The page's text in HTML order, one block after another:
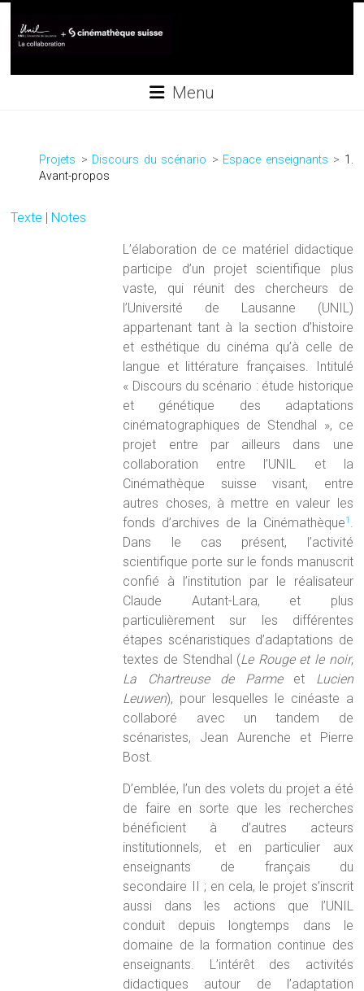
content
Collaboration
suisse
Menu
Projets Discours du scénario Espace enseignants
1.
Avant-propos
Texte Notes
L’élaboration de ce matériel didactique
participe d’un projet scientifique plus
vaste, qui réunit des chercheurs de
l’Université de Lausanne (UNIL)
appartenant tant à la section d’histoire
et esthétique du cinéma qu’à celle de
langue et littérature françaises. Intitulé
« Discours du scénario : étude historique
et génétique des adaptations
cinématographiques de Stendhal », ce
projet entre par ailleurs dans une
collaboration entre l’UNIL et la
Cinémathèque suisse visant, entre
autres choses, à mettre en valeur les
fonds d’archives de la Cinémathèque1 .
Dans le cas présent, l’activité
scientifique porte sur le fonds manuscrit
confié à l’institution par le réalisateur
Claude Autant-Lara, et plus
particulièrement sur les différentes
étapes scénaristiques d’adaptations de
textes de Stendhal (Le Rouge et le noir,
La Chartreuse de Parmeet Lucien
Leuwen), pour lesquelles le cinéaste a
collaboré avec un tandem de
scénaristes, Jean Aurenche et Pierre
Bost.
D’emblée, l’un des volets du projet a été
de faire en sorte que les recherches
bénéficient à d’autres acteurs
institutionnels, et en particulier aux
enseignants de français du
secondaire II ; en cela, le projet s’inscrit
aussi dans les actions que l’UNIL
conduit depuis longtemps dans le
domaine de la formation continue des
enseignants. L’intérêt des activités
didactiques autour de l’adaptation